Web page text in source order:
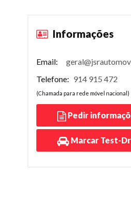
Informações
Email:
Telefone: 914 915 472
(Chamada para rede móvel nacional)
Pedir
Marcar Test-